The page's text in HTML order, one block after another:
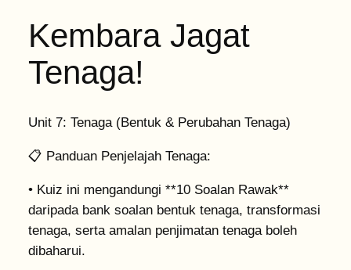
Kembara Jagat
Tenaga!
Unit 7: Tenaga (Bentuk & Perubahan Tenaga)
📋 Panduan Penjelajah Tenaga:
• Kuiz ini mengandungi **10 Soalan Rawak**
daripada bank soalan bentuk tenaga, transformasi
tenaga, serta amalan penjimatan tenaga boleh
dibaharui.